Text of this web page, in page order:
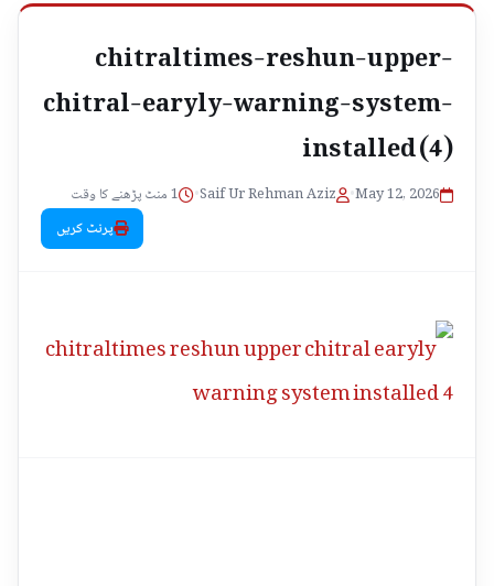
chitraltimes-reshun-upper-
chitral-earyly-warning-system-
installed (4)
May 12, 2026
•
Saif Ur Rehman Aziz
•
1 منٹ پڑھنے کا وقت
پرنٹ کریں